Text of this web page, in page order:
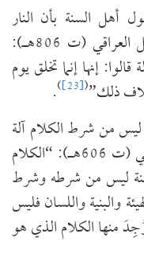
أهل السنة بأن النار
موجودة مخلوقة الآن؛ يقول أبو الفضل العراقي (ت 806هـ):
إنها إنما تخلق يوم
ذلك”(
[23]
)
.
ليس من شرط الكلام آلة
اللسان ونحوه؛ يقول ابن الأثير الشافعي (ت 606هـ): “الكلام
ليس من شرطه وشرط
والبنية واللسان فليس
منها الكلام الذي هو